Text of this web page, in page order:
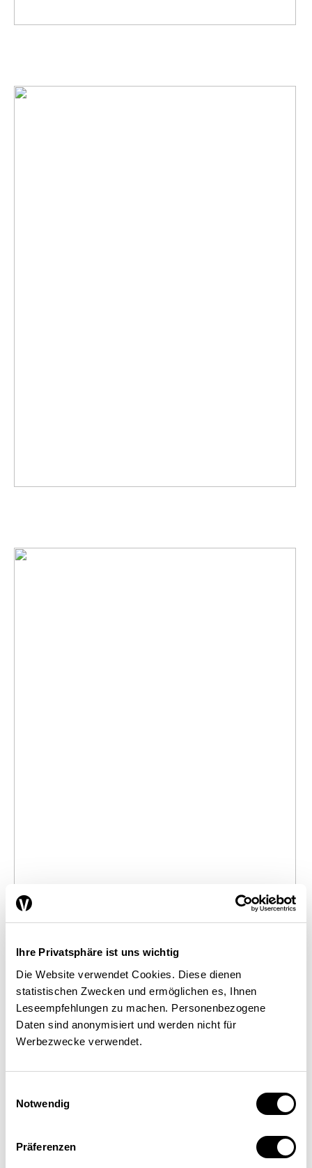
Ihre Privatsphäre ist uns wichtig
Die Website verwendet Cookies. Diese dienen
statistischen Zwecken und ermöglichen es, Ihnen
Leseempfehlungen zu machen. Personenbezogene
Daten sind anonymisiert und werden nicht für
Werbezwecke verwendet.
Notwendig
Präferenzen